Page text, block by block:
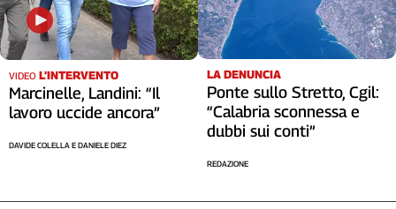
VIDEO L’INTERVENTO
Marcinelle, Landini: “Il
lavoro uccide ancora”
DAVIDE COLELLA E DANIELE DIEZ
LA DENUNCIA
Ponte sullo Stretto, Cgil:
“Calabria sconnessa e
dubbi sui conti”
REDAZIONE